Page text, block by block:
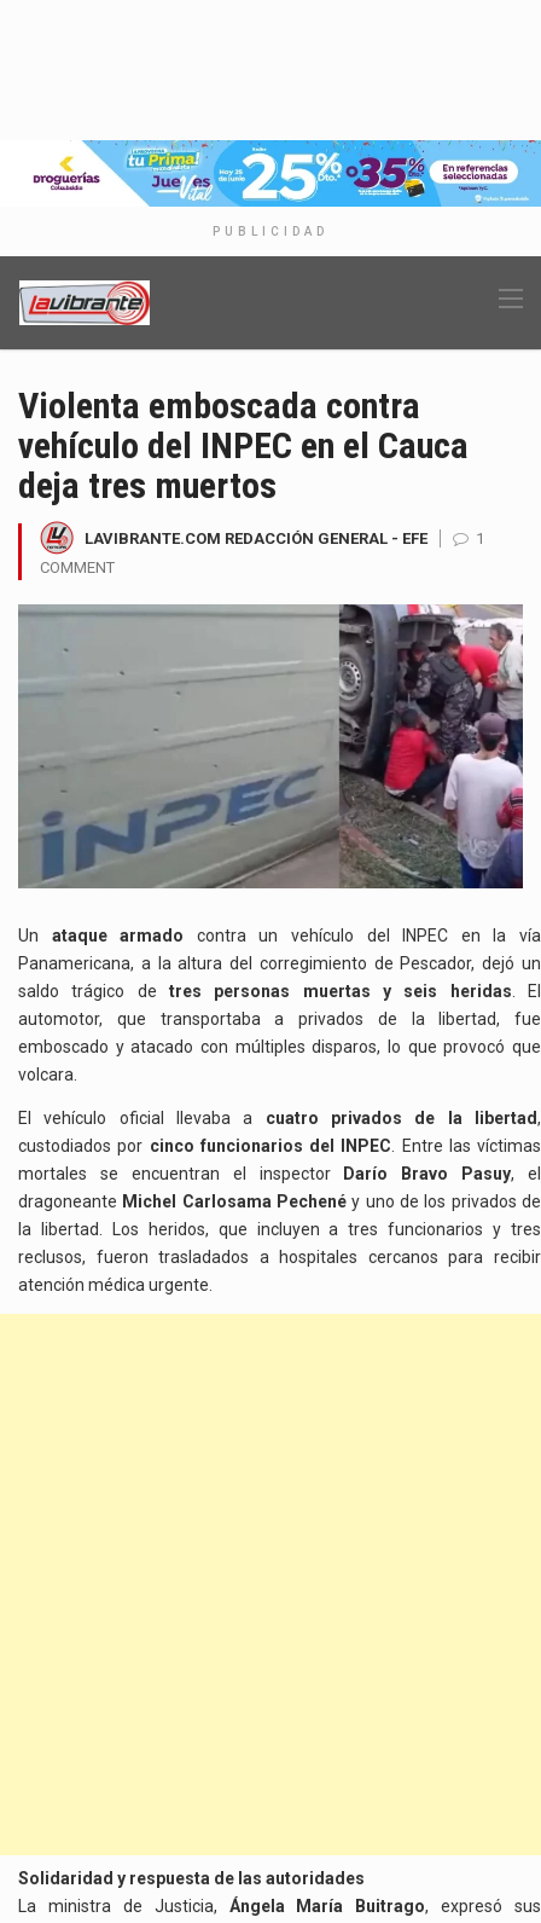
PUBLICIDAD
Violenta emboscada contra
vehículo del INPEC en el Cauca
deja tres muertos
LAVIBRANTE.COM REDACCIÓN GENERAL - EFE
1
COMMENT
Un ataque armado contra un vehículo del INPEC en la vía
Panamericana, a la altura del corregimiento de Pescador, dejó un
saldo trágico de tres personas muertas y seis heridas. El
automotor, que transportaba a privados de la libertad, fue
emboscado y atacado con múltiples disparos, lo que provocó que
volcara.
El vehículo oficial llevaba a cuatro privados de la libertad,
custodiados por cinco funcionarios del INPEC . Entre las víctimas
mortales se encuentran el inspector
Darío Bravo Pasuy, el
dragoneante Michel Carlosama Pechené y uno de los privados de
la libertad. Los heridos, que incluyen a tres funcionarios y tres
reclusos, fueron trasladados a hospitales cercanos para recibir
atención médica urgente.
Solidaridad y respuesta de las autoridades
La ministra de Justicia, Ángela María Buitrago, expresó sus